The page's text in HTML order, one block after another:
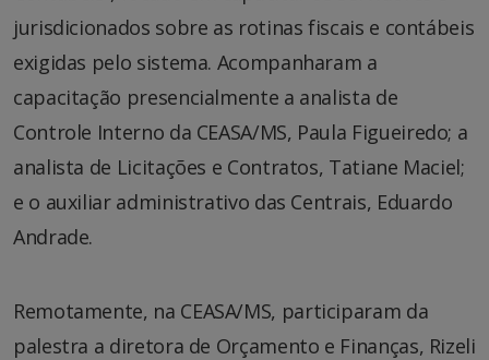
jurisdicionados sobre as rotinas fiscais e contábeis
exigidas pelo sistema. Acompanharam a
capacitação presencialmente a analista de
Controle Interno da CEASA/MS, Paula Figueiredo; a
analista de Licitações e Contratos, Tatiane Maciel;
e o auxiliar administrativo das Centrais, Eduardo
Andrade.
Remotamente, na CEASA/MS, participaram da
palestra a diretora de Orçamento e Finanças, Rizeli